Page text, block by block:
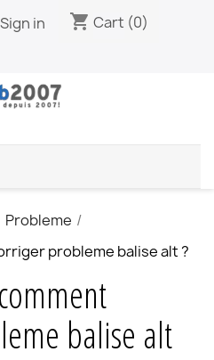
Sign in shopping_cart Cart (0)
Probleme
probleme balise alt ?
balise alt